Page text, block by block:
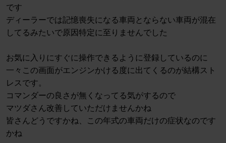
です
ディーラーでは記憶喪失になる車両とならない車両が混在
してるみたいで原因特定に至りませんでした
お気に入りにすぐに操作できるように登録しているのに
一々この画面がエンジンかける度に出てくるのが結構スト
レスです。
コマンダーの良さが無くなってる気がするので
マツダさん改善していただけませんかね
皆さんどうですかね、この年式の車両だけの症状なのです
かね